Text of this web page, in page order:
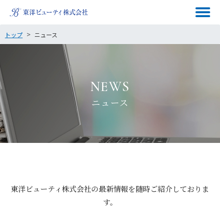
トップ ニュース
NEWS
ニュース
東洋ビューティ株式会社の最新情報を随時ご紹介しておりま
す。